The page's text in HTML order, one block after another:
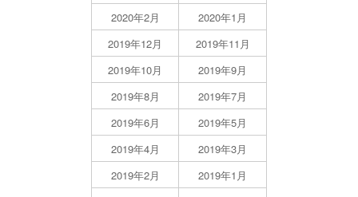
2020年2月
2020年1月
2019年12月
2019年11月
2019年10月
2019年9月
2019年8月
2019年7月
2019年6月
2019年5月
2019年4月
2019年3月
2019年2月
2019年1月